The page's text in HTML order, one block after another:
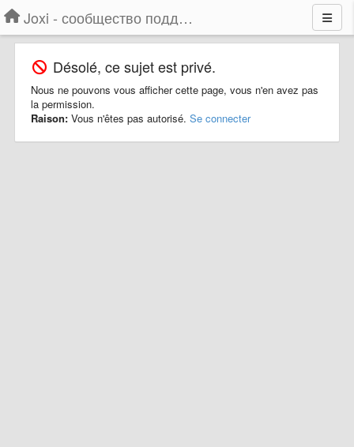
Joxi - сообщество поддержки
Désolé, ce sujet est privé.
Nous ne pouvons vous afficher cette page, vous n'en avez pas
la permission.
Raison: Vous n'êtes pas autorisé. Se connecter